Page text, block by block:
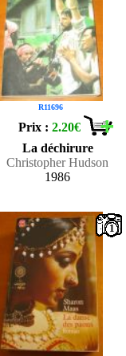
R11696
Prix :2.20€
La déchirure
Christopher Hudson
1986
1